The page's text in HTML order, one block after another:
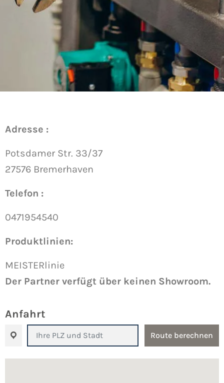
Adresse :
Potsdamer Str. 33/37
27576 Bremerhaven
Telefon :
0471954540
Produktlinien:
MEISTERlinie
Der Partner verfügt über keinen Showroom.
Anfahrt